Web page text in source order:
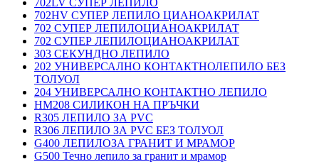
702LV СУПЕР ЛЕПИЛО
702HV СУПЕР ЛЕПИЛО ЦИАНОАКРИЛАТ
702 СУПЕР ЛЕПИЛОЦИАНОАКРИЛАТ
702 СУПЕР ЛЕПИЛОЦИАНОАКРИЛАТ
303 СЕКУНДНО ЛЕПИЛО
202 УНИВЕРСАЛНО КОНТАКТНОЛЕПИЛО БЕЗ
ТОЛУОЛ
204 УНИВЕРСАЛНО КОНТАКТНО ЛЕПИЛО
HM208 СИЛИКОН НА ПРЪЧКИ
R305 ЛЕПИЛО ЗА PVC
R306 ЛЕПИЛО ЗА PVC БЕЗ ТОЛУОЛ
G400 ЛЕПИЛОЗА ГРАНИТ И МРАМОP
G500 Течно лепило за гранит и мрамор